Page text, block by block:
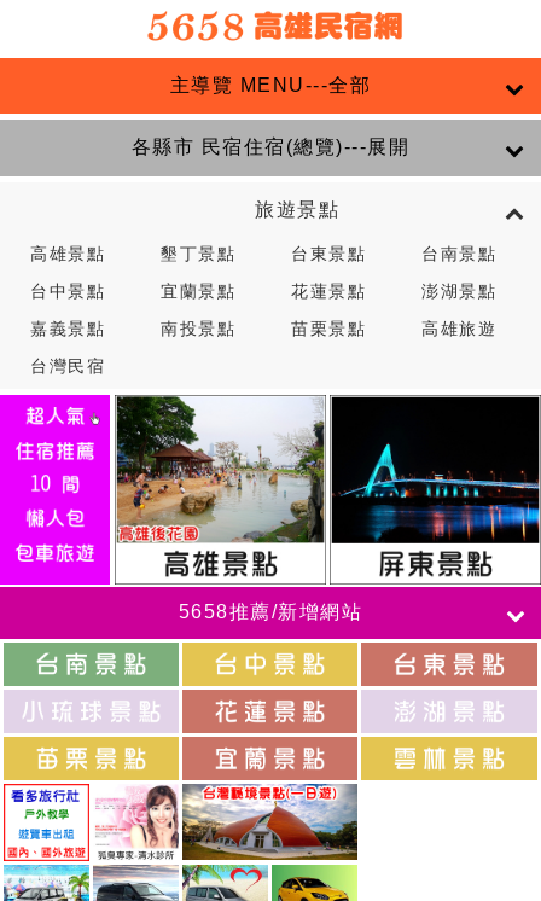
主導覽 MENU---全部
各縣市 民宿住宿(總覽)---展開
旅遊景點
高雄景點 墾丁景點 台東景點 台南景點
台中景點 宜蘭景點 花蓮景點 澎湖景點
嘉義景點 南投景點 苗栗景點 高雄旅遊
台灣民宿
5658推薦/新增網站